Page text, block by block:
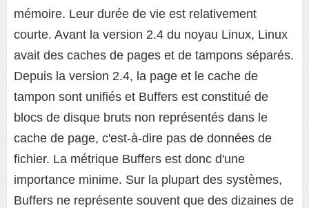
mémoire. Leur durée de vie est relativement
courte. Avant la version 2.4 du noyau Linux, Linux
avait des caches de pages et de tampons séparés.
Depuis la version 2.4, la page et le cache de
tampon sont unifiés et Buffers est constitué de
blocs de disque bruts non représentés dans le
cache de page, c'est-à-dire pas de données de
fichier. La métrique Buffers est donc d'une
importance minime. Sur la plupart des systèmes,
Buffers ne représente souvent que des dizaines de